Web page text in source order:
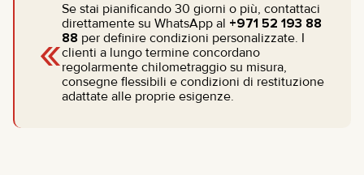
«
Se stai pianificando 30 giorni o più, contattaci
direttamente su WhatsApp al +971 52 193 88
88 per definire condizioni personalizzate. I
clienti a lungo termine concordano
regolarmente chilometraggio su misura,
consegne flessibili e condizioni di restituzione
adattate alle proprie esigenze.